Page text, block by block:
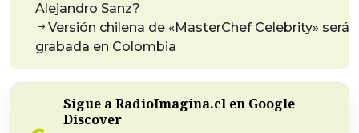
Alejandro Sanz?
Versión chilena de «MasterChef Celebrity» será
grabada en Colombia
Sigue a RadioImagina.cl en Google
Discover